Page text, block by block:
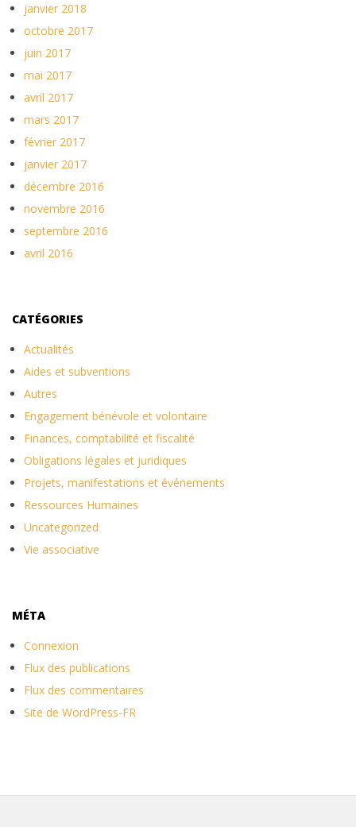
janvier 2018
octobre 2017
juin 2017
mai 2017
avril 2017
mars 2017
février 2017
janvier 2017
décembre 2016
novembre 2016
septembre 2016
avril 2016
CATÉGORIES
Actualités
Aides et subventions
Autres
Engagement bénévole et volontaire
Finances, comptabilité et fiscalité
Obligations légales et juridiques
Projets, manifestations et événements
Ressources Humaines
Uncategorized
Vie associative
MÉTA
Connexion
Flux des publications
Flux des commentaires
Site de WordPress-FR